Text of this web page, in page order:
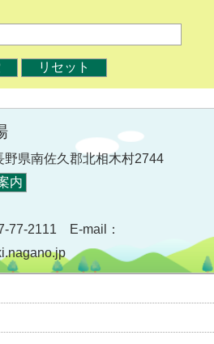
県南佐久郡北相木村2744
内
77-2111 E-mail：